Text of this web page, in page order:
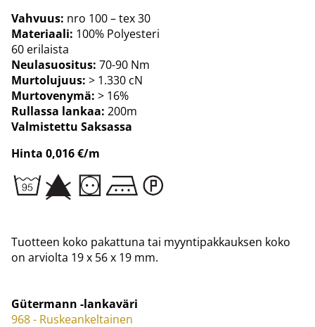
Vahvuus: nro 100 – tex 30
Materiaali: 100% Polyesteri
60 erilaista
Neulasuositus: 70-90 Nm
Murtolujuus: > 1.330 cN
Murtovenymä: > 16%
Rullassa lankaa: 200m
Valmistettu Saksassa
Hinta 0,016 €/m
Tuotteen koko pakattuna tai myyntipakkauksen koko
on arviolta 19 x 56 x 19 mm.
Gütermann -lankaväri
968 - Ruskeankeltainen